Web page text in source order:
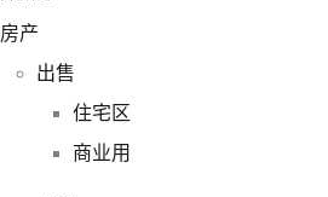
房产
出售
住宅区
商业用